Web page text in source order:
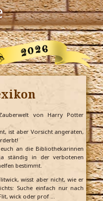
werden!
von Harry Potter
ist aber Vorsicht angeraten,
an die Bibliothekarinnen
ständig in der verbotenen
bestimmt.
wisst aber nicht, wie er
Suche einfach nur nach
wick oder prof …